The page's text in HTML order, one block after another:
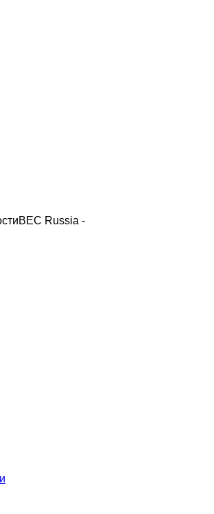
BEC Russia -